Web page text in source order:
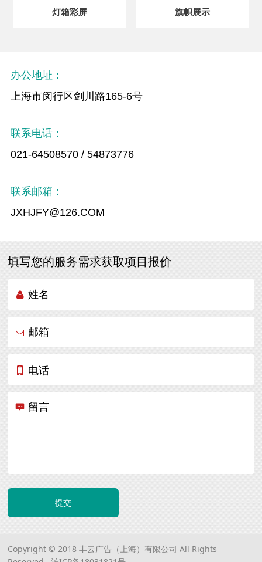
灯箱彩屏 旗帜展示
办公地址：
上海市闵行区剑川路165-6号
联系电话：
021-64508570 / 54873776
联系邮箱：
JXHJFY@126.COM
填写您的服务需求获取项目报价
姓名
邮箱
电话
留言
提交
Copyright © 2018 丰云广告（上海）有限公司 All Rights